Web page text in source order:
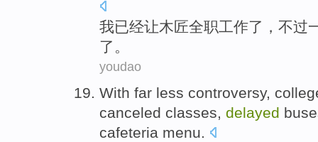
我已经让木匠全职工作了， 不过
了。
youdao
With far less controversy,
canceled classes, delayed
cafeteria menu.